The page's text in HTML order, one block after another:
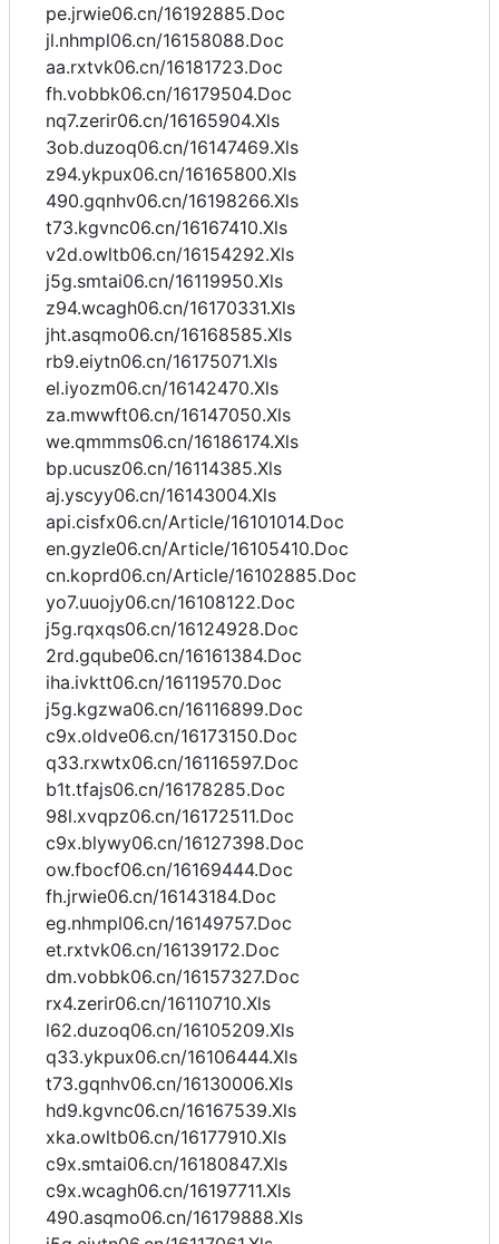
pe.jrwie06.cn/16192885.Doc
jl.nhmpl06.cn/16158088.Doc
aa.rxtvk06.cn/16181723.Doc
fh.vobbk06.cn/16179504.Doc
nq7.zerir06.cn/16165904.Xls
3ob.duzoq06.cn/16147469.Xls
z94.ykpux06.cn/16165800.Xls
490.gqnhv06.cn/16198266.Xls
t73.kgvnc06.cn/16167410.Xls
v2d.owltb06.cn/16154292.Xls
j5g.smtai06.cn/16119950.Xls
z94.wcagh06.cn/16170331.Xls
jht.asqmo06.cn/16168585.Xls
rb9.eiytn06.cn/16175071.Xls
el.iyozm06.cn/16142470.Xls
za.mwwft06.cn/16147050.Xls
we.qmmms06.cn/16186174.Xls
bp.ucusz06.cn/16114385.Xls
aj.yscyy06.cn/16143004.Xls
api.cisfx06.cn/Article/16101014.Doc
en.gyzle06.cn/Article/16105410.Doc
cn.koprd06.cn/Article/16102885.Doc
yo7.uuojy06.cn/16108122.Doc
j5g.rqxqs06.cn/16124928.Doc
2rd.gqube06.cn/16161384.Doc
iha.ivktt06.cn/16119570.Doc
j5g.kgzwa06.cn/16116899.Doc
c9x.oldve06.cn/16173150.Doc
q33.rxwtx06.cn/16116597.Doc
b1t.tfajs06.cn/16178285.Doc
98l.xvqpz06.cn/16172511.Doc
c9x.blywy06.cn/16127398.Doc
ow.fbocf06.cn/16169444.Doc
fh.jrwie06.cn/16143184.Doc
eg.nhmpl06.cn/16149757.Doc
et.rxtvk06.cn/16139172.Doc
dm.vobbk06.cn/16157327.Doc
rx4.zerir06.cn/16110710.Xls
l62.duzoq06.cn/16105209.Xls
q33.ykpux06.cn/16106444.Xls
t73.gqnhv06.cn/16130006.Xls
hd9.kgvnc06.cn/16167539.Xls
xka.owltb06.cn/16177910.Xls
c9x.smtai06.cn/16180847.Xls
c9x.wcagh06.cn/16197711.Xls
490.asqmo06.cn/16179888.Xls